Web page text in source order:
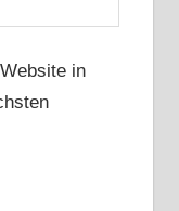
in